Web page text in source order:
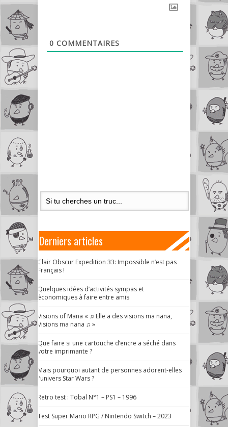
0 COMMENTAIRES
Derniers articles
Clair Obscur Expedition 33: Impossible n’est pas
Français !
Quelques idées d’activités sympas et
économiques à faire entre amis
Visions of Mana « ♫ Elle a des visions ma nana,
Visions ma nana ♫ »
Que faire si une cartouche d’encre a séché dans
votre imprimante ?
Mais pourquoi autant de personnes adorent-elles
l’univers Star Wars ?
Retro test : Tobal N°1 – PS1 – 1996
Test Super Mario RPG / Nintendo Switch – 2023